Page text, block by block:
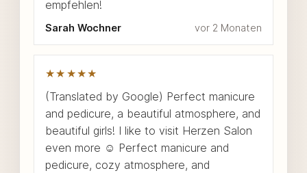
empfehlen!
Sarah Wochner vor 2 Monaten
★★★★★
(Translated by Google) Perfect manicure
and pedicure, a beautiful atmosphere, and
beautiful girls! I like to visit Herzen Salon
even more ☺️ Perfect manicure and
pedicure, cozy atmosphere, and